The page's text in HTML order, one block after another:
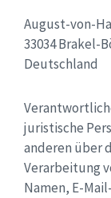
August-von-
33034 Brakel-
Deutschland
juristische
anderen über
Verarbeitung
Namen, E-